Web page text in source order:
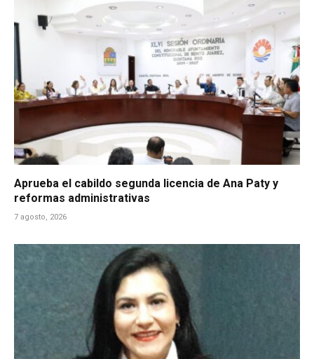
Aprueba el cabildo segunda licencia de Ana Paty y
reformas administrativas
7 agosto, 2026